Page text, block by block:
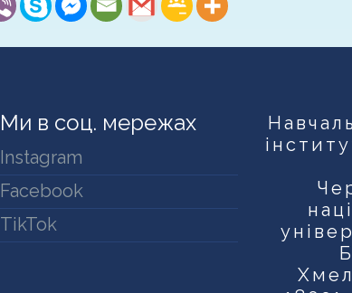
Ми в соц. мережах
Instagram
Facebook
TikTok